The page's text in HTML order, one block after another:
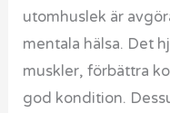
utomhuslek är
mentala hälsa. Det
muskler, förbättra
god kondition.